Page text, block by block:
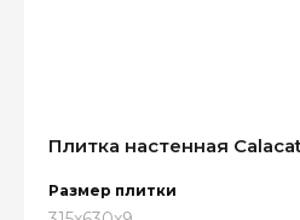
Плитка настенная
Размер плитки